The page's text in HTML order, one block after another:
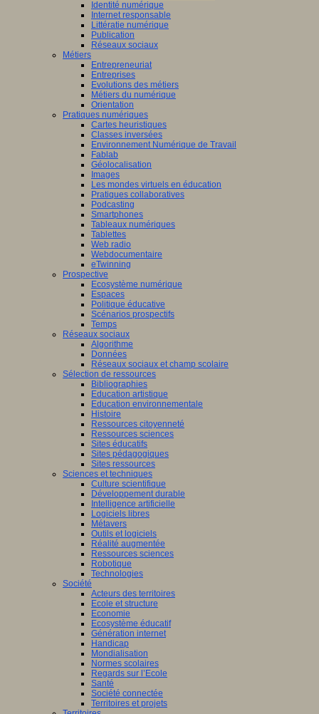
Identité numérique
Internet responsable
Littératie numérique
Publication
Réseaux sociaux
Métiers
Entrepreneuriat
Entreprises
Evolutions des métiers
Métiers du numérique
Orientation
Pratiques numériques
Cartes heuristiques
Classes inversées
Environnement Numérique de Travail
Fablab
Géolocalisation
Images
Les mondes virtuels en éducation
Pratiques collaboratives
Podcasting
Smartphones
Tableaux numériques
Tablettes
Web radio
Webdocumentaire
eTwinning
Prospective
Ecosystème numérique
Espaces
Politique éducative
Scénarios prospectifs
Temps
Réseaux sociaux
Algorithme
Données
Réseaux sociaux et champ scolaire
Sélection de ressources
Bibliographies
Education artistique
Education environnementale
Histoire
Ressources citoyenneté
Ressources sciences
Sites éducatifs
Sites pédagogiques
Sites ressources
Sciences et techniques
Culture scientifique
Développement durable
Intelligence artificielle
Logiciels libres
Métavers
Outils et logiciels
Réalité augmentée
Ressources sciences
Robotique
Technologies
Société
Acteurs des territoires
Ecole et structure
Economie
Ecosystème éducatif
Génération internet
Handicap
Mondialisation
Normes scolaires
Regards sur l’Ecole
Santé
Société connectée
Territoires et projets